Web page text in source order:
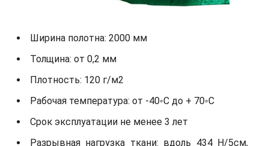
Ширина полотна: 2000 мм
Толщина: от 0,2 мм
Плотность: 120 г/м2
Рабочая температура: от -40◦С до + 70◦С
Срок эксплуатации не менее 3 лет
Разрывная нагрузка ткани: вдоль 434 Н/5см,